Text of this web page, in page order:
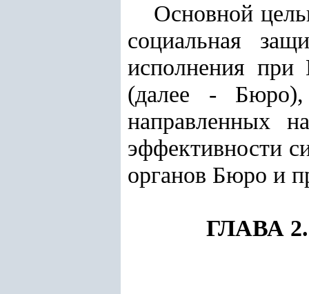
Основной
социальная
исполнения при
(далее - Бюро),
направленных
эффективности
органов Бюро и
ГЛАВА